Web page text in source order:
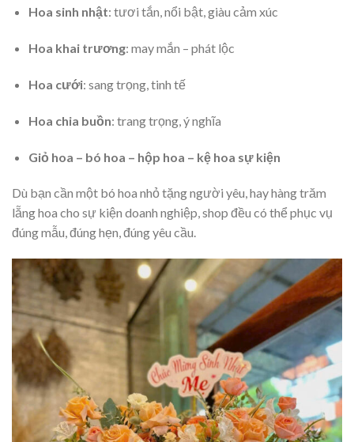
Hoa sinh nhật: tươi tắn, nổi bật, giàu cảm xúc
Hoa khai trương: may mắn – phát lộc
Hoa cưới: sang trọng, tinh tế
Hoa chia buồn: trang trọng, ý nghĩa
Giỏ hoa – bó hoa – hộp hoa – kệ hoa sự kiện
Dù bạn cần một bó hoa nhỏ tặng người yêu, hay hàng trăm
lẵng hoa cho sự kiện doanh nghiệp, shop đều có thể phục vụ
đúng mẫu, đúng hẹn, đúng yêu cầu.